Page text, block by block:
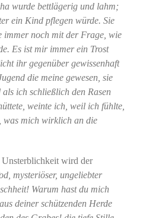
wurde bettlägerig und lahm;
ein Kind pflegen würde. Sie
immer noch mit der Frage, wie
Es ist mir immer ein Trost
ihr gegenüber gewissenhaft
die meine gewesen, sie
ich schließlich den Rasen
weinte ich, weil ich fühlte,
was mich wirklich an die
wird der
mysteriöser, ungeliebter
Warum hast du mich
deiner schützenden Herde